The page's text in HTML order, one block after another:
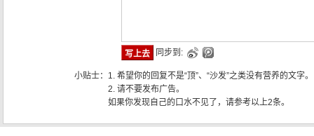
同步到:
小贴士： 1. 希望你的回复不是“顶”、“沙发”之类没有营养的文字。
2. 请不要发布广告。
如果你发现自己的口水不见了，请参考以上2条。